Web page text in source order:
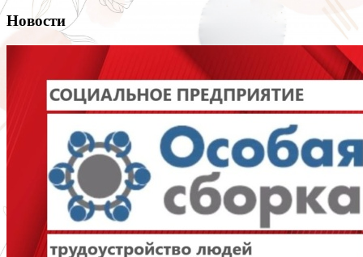
Новости